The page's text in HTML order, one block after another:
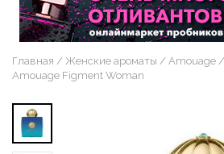
Главная Женские ароматы
Amouage
Amouage Figment Woman